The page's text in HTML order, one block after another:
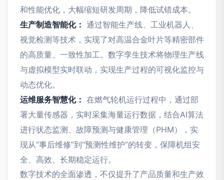
和性能优化，大幅缩短研发周期，降低试错成本。
生产制造智能化： 通过智能生产线、工业机器人、
视觉检测等技术，实现了对高温合金叶片等精密部件
的高质量、一致性加工。数字孪生技术将物理生产线
与虚拟模型实时联动，实现生产过程的可视化监控与
动态优化。
运维服务智慧化： 在燃气轮机运行过程中，通过部
署大量传感器，实时采集海量运行数据，结合AI算法
进行状态监测、故障预测与健康管理（PHM），实
现从“事后维修”到“预测性维护”的转变，保障机组安
全、高效、长期稳定运行。
数字技术的全面渗透，不仅提升了产品质量和生产效